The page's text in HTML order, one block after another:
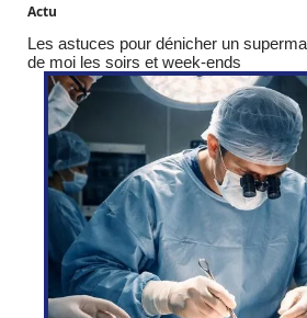
Actu
Les astuces pour dénicher un
de moi les soirs et week-ends